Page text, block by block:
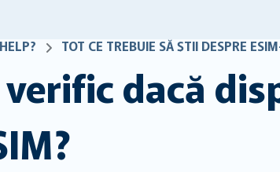
TOT CE TREBUIE SĂ ȘTII DESPRE
verific dacă